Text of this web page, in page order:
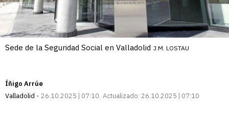
Sede de la Seguridad Social en Valladolid J.M. LOSTAU
Íñigo Arrúe
Valladolid
26.10.2025 | 07:10 Actualizado: 26.10.2025 | 07:10